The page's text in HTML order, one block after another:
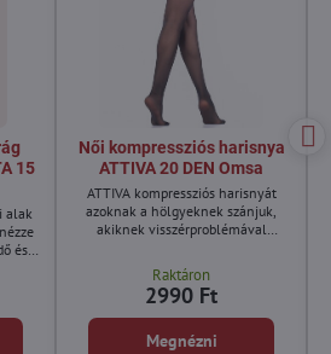
15
alak
és
Női kompressziós harisnya
ATTIVA 20 DEN Omsa
ATTIVA kompressziós harisnyát
azoknak a hölgyeknek szánjuk,
akiknek visszérproblémával
Raktáron
2990 Ft
Megnézni